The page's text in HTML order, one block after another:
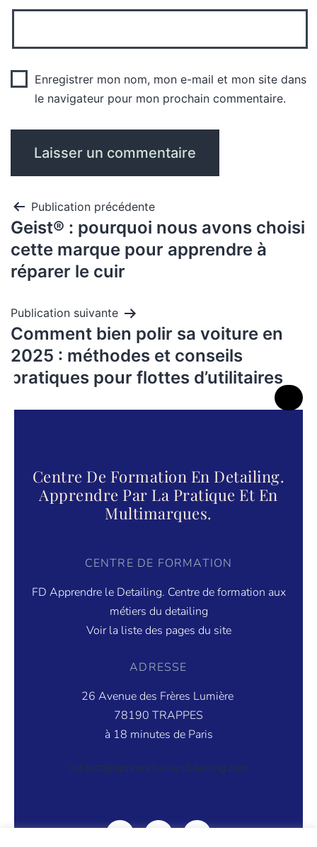
Enregistrer mon nom, mon e-mail et mon site dans
le navigateur pour mon prochain commentaire.
Publication précédente
Geist® : pourquoi nous avons choisi
cette marque pour apprendre à
réparer le cuir
Publication suivante
Comment bien polir sa voiture en
2025 : méthodes et conseils
pratiques pour flottes d’utilitaires
Centre De Formation En Detailing.
Apprendre Par La Pratique Et En
Multimarques.
CENTRE DE FORMATION
FD Apprendre le Detailing. Centre de formation aux
métiers du detailing
Voir la liste des pages du site
ADRESSE
26 Avenue des Frères Lumière
78190 TRAPPES
à 18 minutes de Paris
contact@apprendre-le-detailing.com